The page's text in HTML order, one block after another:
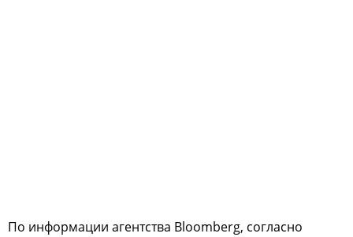
По информации агентства Bloomberg, согласно